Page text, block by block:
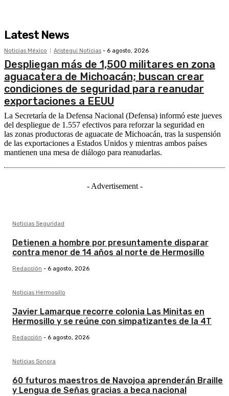
Latest News
Noticias México Aristegui Noticias - 6 agosto, 2026
Despliegan más de 1,500 militares en zona
aguacatera de Michoacán; buscan crear
condiciones de seguridad para reanudar
exportaciones a EEUU
La Secretaría de la Defensa Nacional (Defensa) informó este jueves
del despliegue de 1.557 efectivos para reforzar la seguridad en
las zonas productoras de aguacate de Michoacán, tras la suspensión
de las exportaciones a Estados Unidos y mientras ambos países
mantienen una mesa de diálogo para reanudarlas.
- Advertisement -
Noticias Seguridad
Detienen a hombre por presuntamente disparar
contra menor de 14 años al norte de Hermosillo
Redacción - 6 agosto, 2026
Noticias Hermosillo
Javier Lamarque recorre colonia Las Minitas en
Hermosillo y se reúne con simpatizantes de la 4T
Redacción - 6 agosto, 2026
Noticias Sonora
60 futuros maestros de Navojoa aprenderán Braille
y Lengua de Señas gracias a beca nacional